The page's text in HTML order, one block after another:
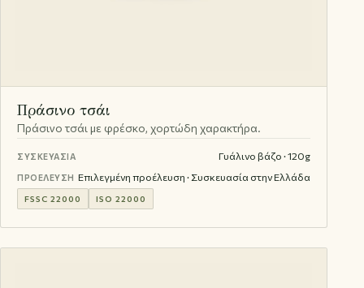
Πράσινο τσάι
Πράσινο τσάι με φρέσκο, χορτώδη χαρακτήρα.
ΣΥΣΚΕΥΑΣΊΑ Γυάλινο βάζο · 120g
ΠΡΟΈΛΕΥΣΗ Επιλεγμένη προέλευση · Συσκευασία στην Ελλάδα
FSSC 22000 ISO 22000